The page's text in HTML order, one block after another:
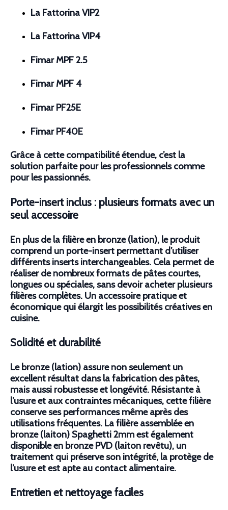
La Fattorina VIP2
La Fattorina VIP4
Fimar MPF 2.5
Fimar MPF 4
Fimar PF25E
Fimar PF40E
Grâce à cette compatibilité étendue, c’est la
solution parfaite pour les professionnels comme
pour les passionnés.
Porte-insert inclus : plusieurs formats avec un
seul accessoire
En plus de la filière en bronze (lation), le produit
comprend un porte-insert permettant d’utiliser
différents inserts interchangeables. Cela permet de
réaliser de nombreux formats de pâtes courtes,
longues ou spéciales, sans devoir acheter plusieurs
filières complètes. Un accessoire pratique et
économique qui élargit les possibilités créatives en
cuisine.
Solidité et durabilité
Le bronze (lation) assure non seulement un
excellent résultat dans la fabrication des pâtes,
mais aussi robustesse et longévité. Résistante à
l’usure et aux contraintes mécaniques, cette filière
conserve ses performances même après des
utilisations fréquentes. La filière assemblée en
bronze (laiton) Spaghetti 2mm est également
disponible en bronze PVD (laiton revêtu), un
traitement qui préserve son intégrité, la protège de
l’usure et est apte au contact alimentaire.
Entretien et nettoyage faciles